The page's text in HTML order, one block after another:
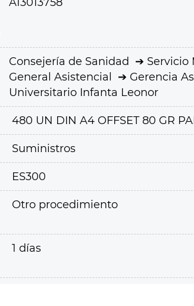
Consejería de Sanidad Servicio
General Asistencial
Gerencia
Universitario Infanta Leonor
480 UN DIN A4 OFFSET 80 GR
Suministros
ES300
Otro procedimiento
1 días